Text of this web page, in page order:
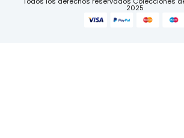
2025